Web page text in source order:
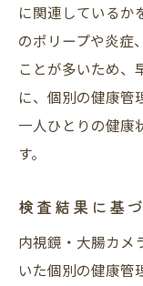
に関連しているか
のポリープや炎症
ことが多いため、
に、個別の健康管
一人ひとりの健康
す。
検査結果に基
内視鏡・大腸カメ
いた個別の健康管